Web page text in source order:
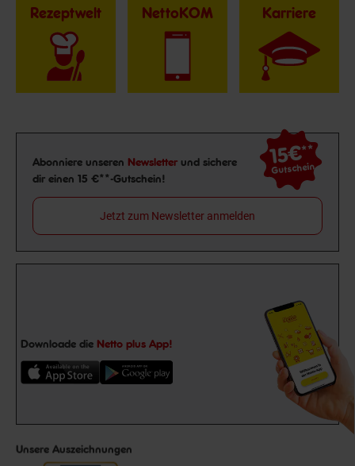
Rezeptwelt NettoKOM Karriere
Newsletter Anmeldung
Abonniere unseren Newsletter und sichere
dir einen 15 €**-Gutschein!
15€**
Gutschein
Jetzt zum Newsletter anmelden
Downloade die Netto plus App!
Unsere Auszeichnungen